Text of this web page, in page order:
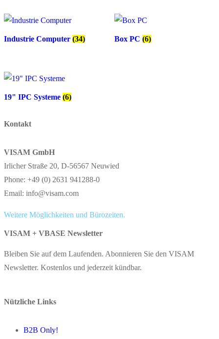
Industrie Computer (34) Box PC (6)
19" IPC Systeme (6)
Kontakt
VISAM GmbH
Irlicher Straße 20, D-56567 Neuwied
Phone: +49 (0) 2631 941288-0
Email: info@visam.com
Weitere Möglichkeiten und Bürozeiten.
VISAM + VBASE Newsletter
Bleiben Sie auf dem Laufenden. Abonnieren Sie den VISAM
Newsletter. Kostenlos und jederzeit kündbar.
Nützliche Links
B2B Only!